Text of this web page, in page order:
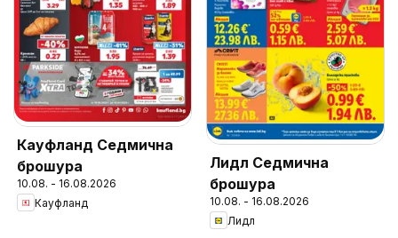
Кауфланд Седмична
брошура
10.08. - 16.08.2026
Кауфланд
Лидл Седмична
брошура
10.08. - 16.08.2026
Лидл